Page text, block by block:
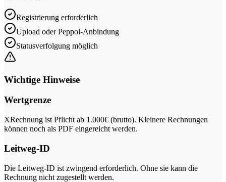
Registrierung erforderlich
Upload oder Peppol-Anbindung
Statusverfolgung möglich
Wichtige Hinweise
Wertgrenze
XRechnung ist Pflicht ab 1.000€ (brutto). Kleinere Rechnungen
können noch als PDF eingereicht werden.
Leitweg-ID
Die Leitweg-ID ist zwingend erforderlich. Ohne sie kann die
Rechnung nicht zugestellt werden.